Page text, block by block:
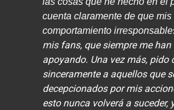
cuenta claramente de que mis
comportamiento
mis fans, que siempre me
apoyando. Una vez más, pido
sinceramente a aquellos que
decepcionados por mis
esto nunca volverá a suceder,